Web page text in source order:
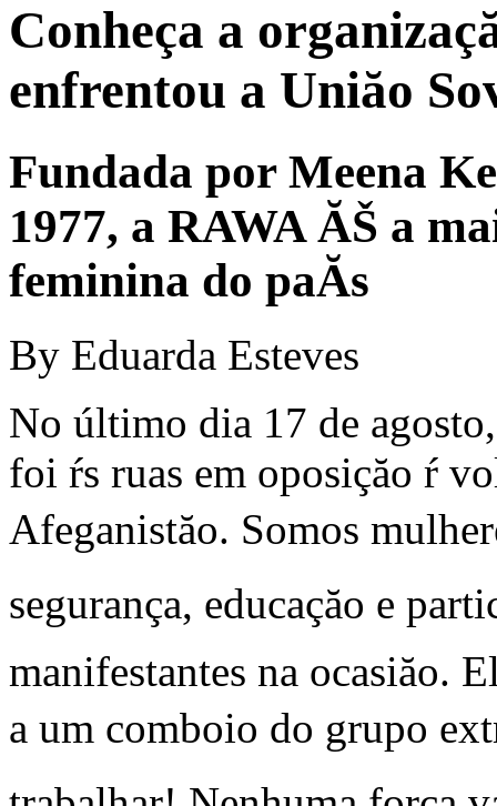
Conheça a
enfrentou a Uniăo
Fundada por Meena
1977, a RAWA ĂŠ a
feminina do paĂ­s
By Eduarda Esteves
No último dia 17 de
foi ŕs ruas em oposiçăo ŕ
Afeganistăo. Somos
segurança, educaçăo e
manifestantes na ocasiăo.
a um comboio do grupo